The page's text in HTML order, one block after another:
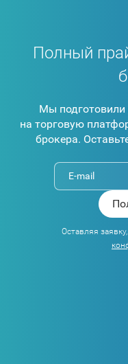
Полный
Мы подготовили
на торговую
брокера.
Оставляя